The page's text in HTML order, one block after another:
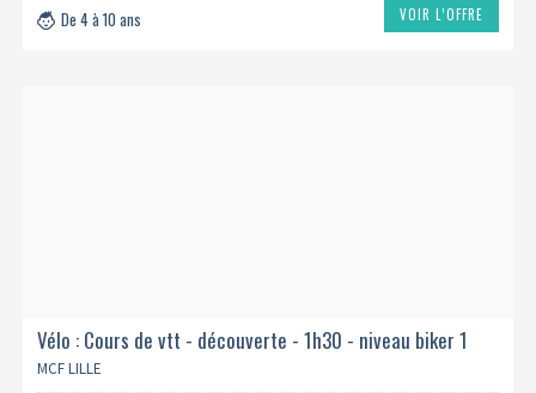
De 4 à 10 ans
VOIR L’OFFRE
Vélo : Cours de vtt - découverte - 1h30 - niveau biker 1
MCF LILLE